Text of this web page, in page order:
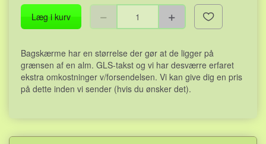
Læg i kurv
Bagskærme har en størrelse der gør at de ligger på
grænsen af en alm. GLS-takst og vi har desværre erfaret
ekstra omkostninger v/forsendelsen. Vi kan give dig en pris
på dette inden vi sender (hvis du ønsker det).